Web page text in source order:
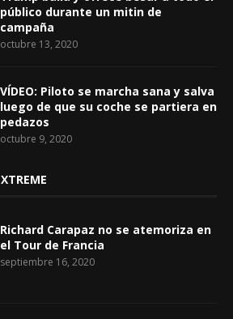
público durante un mitin de
campaña
octubre 13, 2020
VÍDEO: Piloto se marcha sana y salva
luego de que su coche se partiera en
pedazos
octubre 9, 2020
Richard Carapaz no se atemoriza en
el Tour de Francia
septiembre 16, 2020